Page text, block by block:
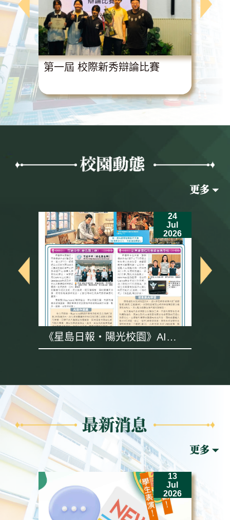
第一屆 校際新秀辯論比賽
24
Jul
2026
《星島日報・陽光校園》AI專
題採訪
13
Jul
2026